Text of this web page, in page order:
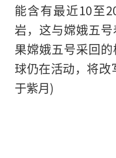
能含有最近10至
岩，这与嫦娥五
果嫦娥五号采回
球仍在活动，将
于紫月)